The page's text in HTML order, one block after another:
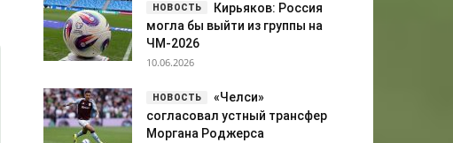
Кирьяков: Россия
могла бы выйти из группы на
ЧМ-2026
10.06.2026
«Челси»
согласовал устный трансфер
Моргана Роджерса